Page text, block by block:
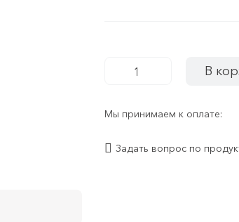
В
Мы принимаем к оплате:
Задать вопрос по